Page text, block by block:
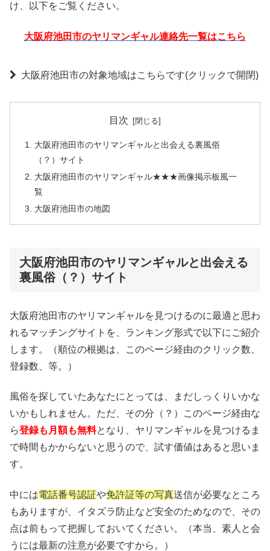
け、以下をご覧ください。
大阪府池田市のヤリマンギャル連絡先一覧はこちら
大阪府池田市の対象地域はこちらです(クリックで開閉)
目次
大阪府池田市のヤリマンギャルと出会える裏風俗
（？）サイト
大阪府池田市のヤリマンギャル★★★画像掲示板風一
覧
大阪府池田市の地図
大阪府池田市のヤリマンギャルと出会える
裏風俗（？）サイト
大阪府池田市のヤリマンギャルを見つけるのに最適と思わ
れるマッチングサイトを、ランキング形式で以下にご紹介
します。（順位の根拠は、このページ経由のクリック数、
登録数、等。）
風俗を探していたあなたにとっては、まだしっくりいかな
いかもしれません。ただ、その分（？）このページ経由な
ら登録も月額も無料となり、ヤリマンギャルを見つけるま
で時間もかからないと思うので、試す価値はあると思いま
す。
中には電話番号認証や免許証等の写真送信が必要なところ
もありますが、イタズラ防止など安全のためなので、その
点は前もって把握しておいてください。（本当、素人と会
うには最新の注意が必要ですから。）